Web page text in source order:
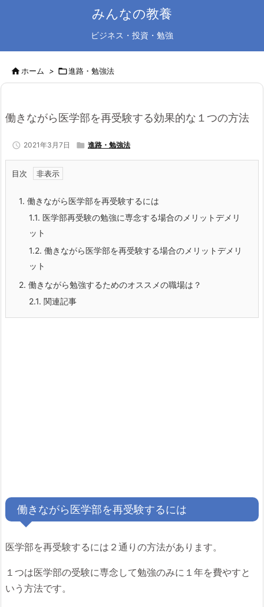
みんなの教養
ビジネス・投資・勉強
ホーム > 進路・勉強法
働きながら医学部を再受験する効果的な１つの方法
 2021年3月7日  進路・勉強法
目次
1. 働きながら医学部を再受験するには
1.1. 医学部再受験の勉強に専念する場合のメリットデメリ
ット
1.2. 働きながら医学部を再受験する場合のメリットデメリ
ット
2. 働きながら勉強するためのオススメの職場は？
2.1. 関連記事
働きながら医学部を再受験するには
医学部を再受験するには２通りの方法があります。
１つは医学部の受験に専念して勉強のみに１年を費やすと
いう方法です。